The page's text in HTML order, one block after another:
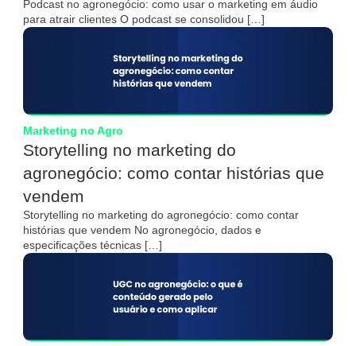
Podcast no agronegócio: como usar o marketing em áudio
para atrair clientes O podcast se consolidou […]
Marketing no Agro
Storytelling no marketing do
agronegócio: como contar histórias que
vendem
Storytelling no marketing do agronegócio: como contar
histórias que vendem No agronegócio, dados e
especificações técnicas […]